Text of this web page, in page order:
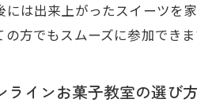
には出来上がったスイーツを
方でもスムーズに参加できま
ラインお菓子教室の選び方